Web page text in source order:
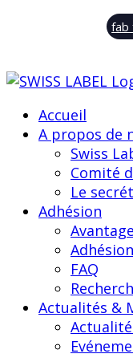
© Swiss Label,
fab
Accueil
A propos de
Swiss
Comité
Le
Adhésion
Adhésion
FAQ
Actualités &